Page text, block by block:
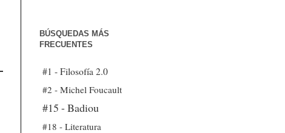
BÚSQUEDAS MÁS
FRECUENTES
#1 - Filosofía 2.0
#2 - Michel Foucault
#15 - Badiou
#18 - Literatura